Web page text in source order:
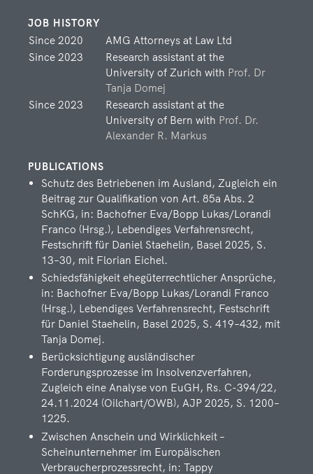
Zorica Mijatovic
ATTORNEY AT LAW AND
NOTARY
LEGAL ASSOCIATE
SUPPORT
The contact details of our support staff you can find here. At
anytime they are pleased to assist you.
Olena Fäs
SECRETARIAT
Alina Fuchs
SECRETARIAT
JOB HISTORY
Since 2020
AMG Attorneys at Law Ltd
Since 2023
Research assistant at the
University of Zurich with Prof. Dr
Tanja Domej
Since 2023
Research assistant at the
University of Bern with Prof. Dr.
Alexander R. Markus
PUBLICATIONS
Schutz des Betriebenen im Ausland, Zugleich ein
Beitrag zur Qualifikation von Art. 85a Abs. 2
SchKG, in: Bachofner Eva/Bopp Lukas/Lorandi
Franco (Hrsg.), Lebendiges Verfahrensrecht,
Festschrift für Daniel Staehelin, Basel 2025, S.
13–30, mit Florian Eichel.
Schiedsfähigkeit ehegüterrechtlicher Ansprüche,
in: Bachofner Eva/Bopp Lukas/Lorandi Franco
(Hrsg.), Lebendiges Verfahrensrecht, Festschrift
für Daniel Staehelin, Basel 2025, S. 419–432, mit
Tanja Domej.
Berücksichtigung ausländischer
Forderungsprozesse im Insolvenzverfahren,
Zugleich eine Analyse von EuGH, Rs. C-394/22,
24.11.2024 (Oilchart/OWB), AJP 2025, S. 1200–
1225.
Zwischen Anschein und Wirklichkeit –
Scheinunternehmer im Europäischen
Verbraucherprozessrecht, in: Tappy